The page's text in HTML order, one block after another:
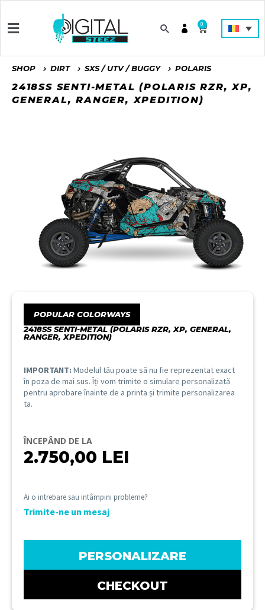
0
SHOP DIRT SXS / UTV / BUGGY POLARIS
2418SS SENTI-METAL (POLARIS RZR, XP,
GENERAL, RANGER, XPEDITION)
POPULAR COLORWAYS
2418SS SENTI-METAL (POLARIS RZR, XP, GENERAL,
RANGER, XPEDITION)
IMPORTANT: Modelul tău poate să nu fie reprezentat exact
în poza de mai sus. Îți vom trimite o simulare personalizată
pentru aprobare înainte de a printa și trimite personalizarea
ta.
ÎNCEPÂND DE LA
2.750,00 LEI
Ai o intrebare sau intâmpini probleme?
Trimite-ne un mesaj
PERSONALIZARE
CHECKOUT